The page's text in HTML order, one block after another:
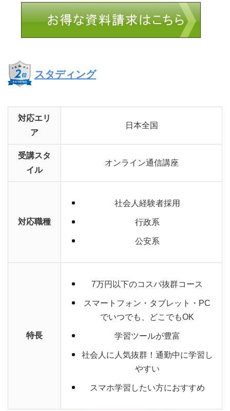
スタディング
対応エリ
ア
日本全国
受講スタ
イル
オンライン通信講座
対応職種
社会人経験者採用
行政系
公安系
特長
7万円以下のコスパ抜群コース
スマートフォン・タブレット・PC
でいつでも、どこでもOK
学習ツールが豊富
社会人に人気抜群！通勤中に学習し
やすい
スマホ学習したい方におすすめ